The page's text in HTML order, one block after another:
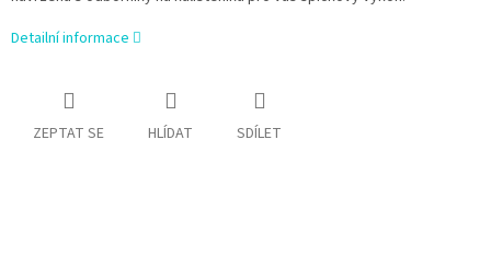
Detailní informace
ZEPTAT SE HLÍDAT SDÍLET